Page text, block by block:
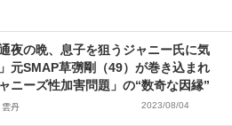
通夜の晩、息子を狙うジャニー氏に気
元SMAP草彅剛（49）が巻き込まれ
ニーズ性加害問題」の“数奇な因縁”
雲丹 2023/08/04